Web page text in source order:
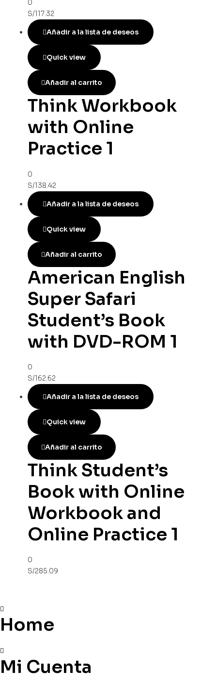
0
S/117.32
Añadir a la lista de deseos
Quick view
Añadir al carrito
Think Workbook
with Online
Practice 1
0
S/138.42
Añadir a la lista de deseos
Quick view
Añadir al carrito
American English
Super Safari
Student’s Book
with DVD-ROM 1
0
S/162.62
Añadir a la lista de deseos
Quick view
Añadir al carrito
Think Student’s
Book with Online
Workbook and
Online Practice 1
0
S/285.09
Home
Mi Cuenta